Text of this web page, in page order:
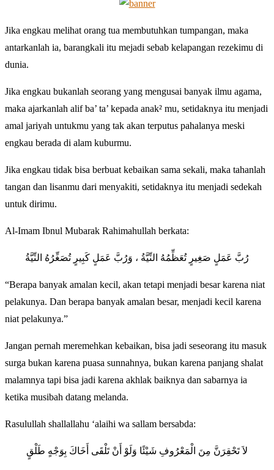
Jika engkau melihat orang tua membutuhkan tumpangan, maka
antarkanlah ia, barangkali itu mejadi sebab kelapangan rezekimu di
dunia.
Jika engkau bukanlah seorang yang mengusai banyak ilmu agama,
maka ajarkanlah alif ba’ ta’ kepada anak² mu, setidaknya itu menjadi
amal jariyah untukmu yang tak akan terputus pahalanya meski
engkau berada di alam kuburmu.
Jika engkau tidak bisa berbuat kebaikan sama sekali, maka tahanlah
tangan dan lisanmu dari menyakiti, setidaknya itu menjadi sedekah
untuk dirimu.
Al-Imam Ibnul Mubarak Rahimahullah berkata:
رُبَّ عَمَلٍ صَغِيرٍ تُعَظِّمُهُ النِّيَّةُ ، وَرُبَّ عَمَلٍ كَبِيرٍ تُصَغِّرُهُ النِّيَّةُ
“Berapa banyak amalan kecil, akan tetapi menjadi besar karena niat
pelakunya. Dan berapa banyak amalan besar, menjadi kecil karena
niat pelakunya.”
Jangan pernah meremehkan kebaikan, bisa jadi seseorang itu masuk
surga bukan karena puasa sunnahnya, bukan karena panjang shalat
malamnya tapi bisa jadi karena akhlak baiknya dan sabarnya ia
ketika musibah datang melanda.
Rasulullah shallallahu ‘alaihi wa sallam bersabda:
لاَ تَحْقِرَنَّ مِنَ الْمَعْرُوفِ شَيْئًا وَلَوْ أَنْ تَلْقَى أَخَاكَ بِوَجْهٍ طَلْقٍ